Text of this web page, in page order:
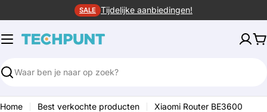
naar
inhoud
SALE Tijdelijke aanbiedingen!
Zoeken
Home Best verkochte producten Xiaomi Router BE3600